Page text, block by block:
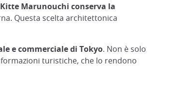
Kitte Marunouchi conserva la
Questa scelta architettonica
e commerciale di Tokyo. Non è solo
turistiche, che lo rendono